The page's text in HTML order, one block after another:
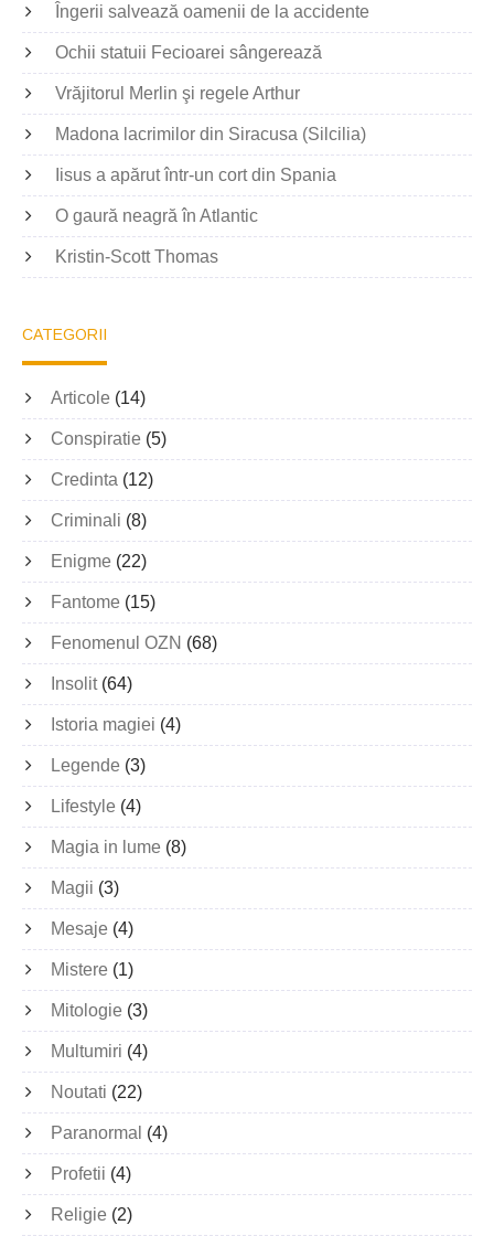
Îngerii salvează oamenii de la accidente
Ochii statuii Fecioarei sângerează
Vrăjitorul Merlin şi regele Arthur
Madona lacrimilor din Siracusa (Silcilia)
Iisus a apărut într-un cort din Spania
O gaură neagră în Atlantic
Kristin-Scott Thomas
CATEGORII
Articole (14)
Conspiratie (5)
Credinta (12)
Criminali (8)
Enigme (22)
Fantome (15)
Fenomenul OZN (68)
Insolit(64)
Istoria magiei (4)
Legende (3)
Lifestyle (4)
Magia in lume (8)
Magii (3)
Mesaje (4)
Mistere (1)
Mitologie (3)
Multumiri (4)
Noutati (22)
Paranormal (4)
Profetii (4)
Religie (2)